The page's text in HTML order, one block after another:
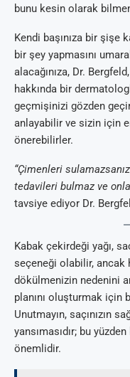
bunu kesin olarak
Kendi başınıza bir şişe
bir şey yapmasını
alacağınıza, Dr.
hakkında bir
geçmişinizi gözden
anlayabilir ve sizin için
önerebilirler.
“Çimenleri
tedavileri bulmaz ve
tavsiye ediyor Dr.
Kabak çekirdeği yağı,
seçeneği olabilir, ancak
dökülmenizin nedenini
planını oluşturmak
Unutmayın, saçınızın
yansımasıdır; bu
önemlidir.